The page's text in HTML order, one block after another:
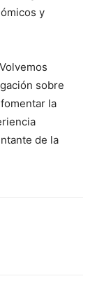
y
sobre
la
de la